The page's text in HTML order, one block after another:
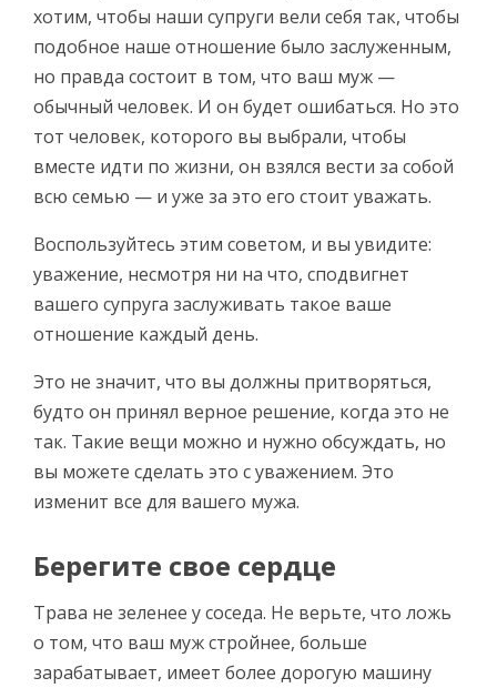
хотим, чтобы наши супруги вели себя так, чтобы
подобное наше отношение было заслуженным,
но правда состоит в том, что ваш муж —
обычный человек. И он будет ошибаться. Но это
тот человек, которого вы выбрали, чтобы
вместе идти по жизни, он взялся вести за собой
всю семью — и уже за это его стоит уважать.
Воспользуйтесь этим советом, и вы увидите:
уважение, несмотря ни на что, сподвигнет
вашего супруга заслуживать такое ваше
отношение каждый день.
Это не значит, что вы должны притворяться,
будто он принял верное решение, когда это не
так. Такие вещи можно и нужно обсуждать, но
вы можете сделать это с уважением. Это
изменит все для вашего мужа.
Берегите свое сердце
Трава не зеленее у соседа. Не верьте, что ложь
о том, что ваш муж стройнее, больше
зарабатывает, имеет более дорогую машину